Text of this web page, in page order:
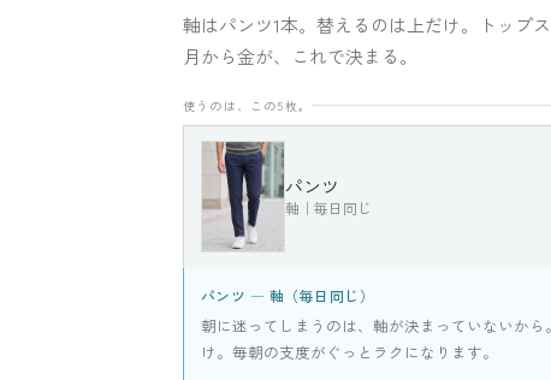
軸はパンツ1本。替えるのは上だけ。トップ
月から金が、これで決まる。
使うのは、この5枚。
パンツ
軸｜毎日同じ
パンツ ― 軸（毎日同じ）
朝に迷ってしまうのは、軸が決まっていないか
け。毎朝の支度がぐっとラクになります。